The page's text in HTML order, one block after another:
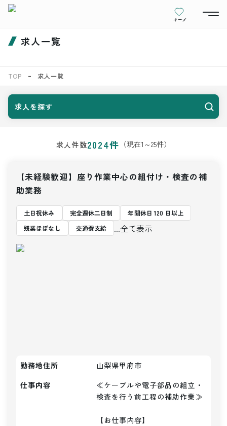
キープ
求人一覧
TOP 求人一覧
求人を探す
求人件数2024件 （現在1 ～25件）
【未経験歓迎】座り作業中心の組付け・検査の補
助業務
土日祝休み 完全週休二日制
年間休日 120 日以上
残業ほぼなし
交通費支給 ...全て表示
勤務地住所
山梨県甲府市
仕事内容
≪ケーブルや電子部品の組立・
検査を行う前工程の補助作業≫
【お仕事内容】